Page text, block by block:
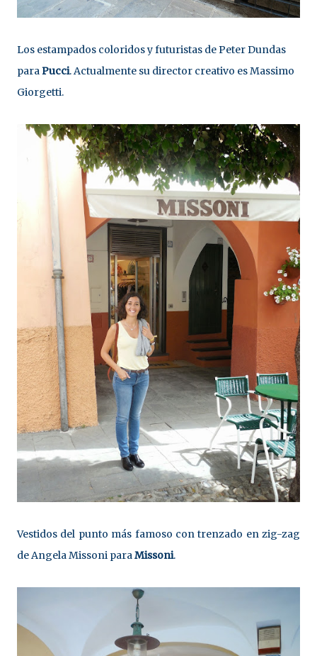
Los estampados coloridos y futuristas de Peter Dundas
paraPucci. Actualmente su director creativo es Massimo
Giorgetti.
Vestidos del punto más famoso con trenzado en zig-zag
de Angela Missoni paraMissoni.